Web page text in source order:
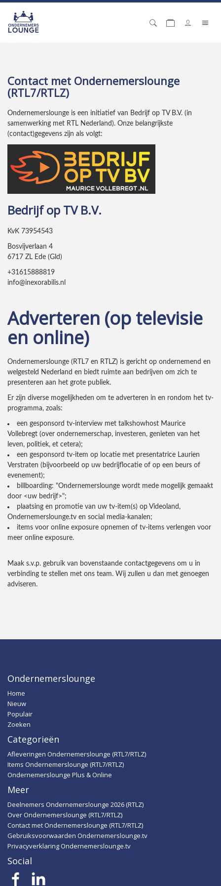
Contact met Ondernemerslounge
(RTL7/RTLZ)
Ondernemerslounge is een initiatief van Bedrijf op TV B.V. (in
samenwerking met RTL Nederland). Onze belangrijkste
(contact)gegevens zijn als volgt:
Bedrijf op TV B.V.
KvK 73954543
Bosvijverlaan 4
6717 ZL Ede (Gld)
+31615888819
info@inexorabilis.nl
Adverteren (op televisie
en online)
Ondernemerslounge (RTL7 en RTLZ) is gericht op ondernemend en
welgesteld Nederland en biedt ruimte aan bedrijven om zich te
presenteren aan het grote publiek.
Er zijn diverse mogelijkheden om te adverteren in en rondom het tv-
programma, zoals:
een gesponsord tv-interview met talkshowhost Maurice
Vollebregt (over ondernemerschap, investeren, genieten van het
leven, politiek, et cetera);
een gesponsord tv-item op locatie met presentatrice Laurien
Verstraten (bijvoorbeeld op uw bedrijflocatie of op een beurs of
evenement);
billboarding: "Ondernemerslounge wordt mede mogelijk gemaakt
door <uw bedrijf>";
plaatsing en promotie van uw tv-item(s) op Videoland,
Ondernemerslounge.tv en social media-kanalen;
items voor online exposure opnemen of tv-items verlengen voor
meer online exposure.
Maak s.v.p. gebruik van bovenstaande contactgegevens om u in
verbinding te stellen met ons team. Wij zullen u dan met genoegen
adviseren.
Ondernemerslounge
Home
Nieuw
Populair
Zoeken
Categorieën
Afleveringen Ondernemerslounge (RTL7/RTLZ)
Items Ondernemerslounge (RTL7/RTLZ)
Ondernemerslounge Plus & Online
Meer
Deelnemers Ondernemerslounge 2026 (RTLZ)
Over Ondernemerslounge (RTL7/RTLZ)
Contact met Ondernemerslounge (RTL7/RTLZ)
Gebruiksvoorwaarden Ondernemerslounge.tv
Privacyverklaring Ondernemerslounge.tv
Social